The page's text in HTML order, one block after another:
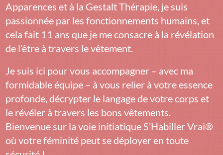
Apparences et à la Gestalt Thérapie, je suis
passionnée par les fonctionnements humains, et
cela fait 11 ans que je me consacre à la révélation
de l’être à travers le vêtement.
Je suis ici pour vous accompagner – avec ma
formidable équipe – à vous relier à votre essence
profonde, décrypter le langage de votre corps et
le révéler à travers les bons vêtements.
Bienvenue sur la voie initiatique S’Habiller Vrai®
où votre féminité peut se déployer en toute